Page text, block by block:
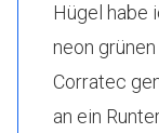
Hügel habe
neon
Corratec
an ein